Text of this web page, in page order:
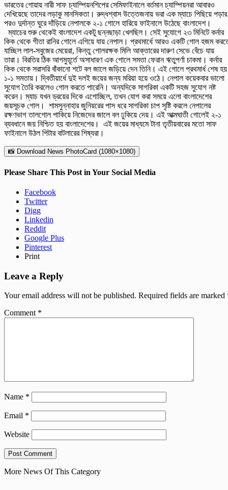
ভারতের গোয়ায় নারী সাফ চ্যাম্পিয়নশিপের সেমিফাইনালে বর্তমান চ্যাম্পিয়নরা আবারও
দেখিয়েছে তাদের লড়াকু মানসিকতা। রুদ্ধশ্বাস উত্তেজনায় ভরা এক ম্যাচে পিছিয়ে পড়ার
পরও দুর্দান্ত ঘুরে দাঁড়িয়ে নেপালকে ২-১ গোলে হারিয়ে ফাইনালে উঠেছে বাংলাদেশ।
ম্যাচের শুরু থেকেই বাংলাদেশ একটু ছন্নছাড়া খেলছিল। সেই সুযোগে ২৩ মিনিটে কর্নার
কিক থেকে গীতা রানির গোলে এগিয়ে যায় নেপাল। প্রথমার্ধে আরও একটি গোল হজম
যাচ্ছিল লাল-সবুজের মেয়েরা, কিন্তু গোলরক্ষক মিলি আক্তারের দারুণ সেভে বেঁচে যায়
তারা। বিরতির ঠিক আগমুহূর্তে অসাধারণ এক গোলে সমতা ফেরান ঋতুপর্ণা চাকমা। কর্নার
কিক থেকে সরাসরি বাঁকানো শটে বল জালে জড়িয়ে দেন তিনি। এই গোলে প্রথমার্ধ শেষ হয়
১-১ সমতায়। দ্বিতীয়ার্ধে দুই দলই জয়ের জন্য মরিয়া হয়ে ওঠে। নেপাল কয়েকবার ভালো
সুযোগ তৈরি করলেও গোল করতে পারেনি। অন্যদিকে সাগরিকা একটি সহজ সুযোগ নষ্ট
করেন। ম্যাচ যখন ড্রয়ের দিকে এগোচ্ছিল, তখন যোগ করা সময়ে এলো বাংলাদেশের
জয়সূচক গোল। শামসুন্নাহার জুনিয়রের পাস ধরে সাগরিকা চাপ সৃষ্টি করলে নেপালের
রক্ষণভাগ তালগোল পাকিয়ে নিজেদের জালে বল ঢুকিয়ে দেয়। এই আত্মঘাতী গোলেই ২-১
ব্যবধানে জয় নিশ্চিত হয় বাংলাদেশের। এই জয়ের মাধ্যমে টানা তৃতীয়বারের মতো সাফ
ফাইনালে উঠল পিটার বাটলারের শিষ্যরা।
📸 Download News PhotoCard (1080×1080)
Please Share This Post in Your Social Media
Facebook
Twitter
Digg
Linkedin
Reddit
Google Plus
Pinterest
Print
Leave a Reply
Your email address will not be published. Required fields are marked
Comment *
Name *
Email *
Website
More News Of This Category